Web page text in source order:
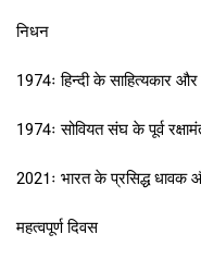
निधन
1974ः हिन्दी के साहित्यकार
1974ः सोवियत संघ के पूर्व
2021ः भारत के प्रसिद्ध
महत्वपूर्ण दिवस